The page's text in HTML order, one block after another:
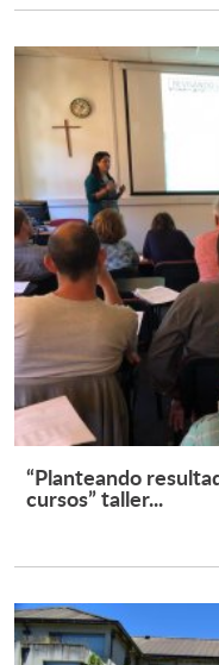
“Planteando
cursos” taller...